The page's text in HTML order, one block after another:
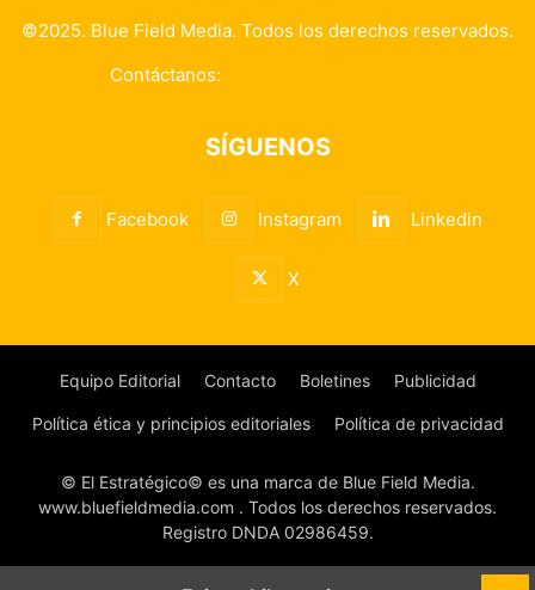
©2025. Blue Field Media. Todos los derechos reservados.
Contáctanos:
SÍGUENOS
Facebook Instagram Linkedin
X
Equipo Editorial Contacto Boletines Publicidad
Política ética y principios editoriales Política de privacidad
© El Estratégico© es una marca de Blue Field Media.
www.bluefieldmedia.com . Todos los derechos reservados.
Registro DNDA 02986459.